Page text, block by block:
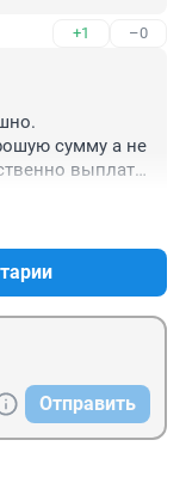
+1 –0
сумму а не
выплаты
работайте и
не тратьте
Отправить